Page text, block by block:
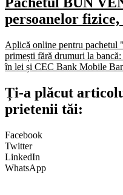
persoanelor
Aplică online pentru
primești fără drumuri la
în lei și CEC Bank Mobile
Ți-a plăcut
prietenii tăi:
Facebook
Twitter
LinkedIn
WhatsApp